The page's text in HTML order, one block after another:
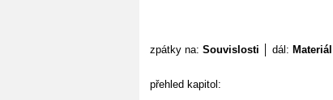
zpátky na: Souvislosti │ dál:
přehled kapitol: